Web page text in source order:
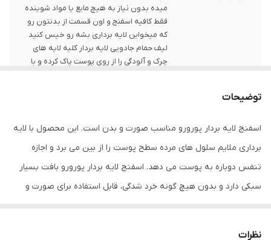
میده بدون نیاز به هیچ مایع یا مواد شوینده
فقط کافیه اسفنج و اون قسمت از بدنتون رو
که میخواین لایه برداری بشه رو خیس کنید
لیف حمام جادویی لایه بردار کلیه لایه های
چرک و آلودگی را از روی پوست پاک کرده و با
ابعاد
وزن بسته‌بندی 30 گرم
توضیحات
اسفنج لایه بردار پورورو مناسب صورت و بدن است. این محصول با لایه
برداری ملایم سلول های مرده سطح پوست را از بین می برد و اجازه
تنفس دوباره به پوست می دهد. اسفنج لایه بردار پورورو بافت بسیار
سبکی دارد و بدون هیچ گونه خرد شدگی، قابل استفاده برای صورت و
نظرات